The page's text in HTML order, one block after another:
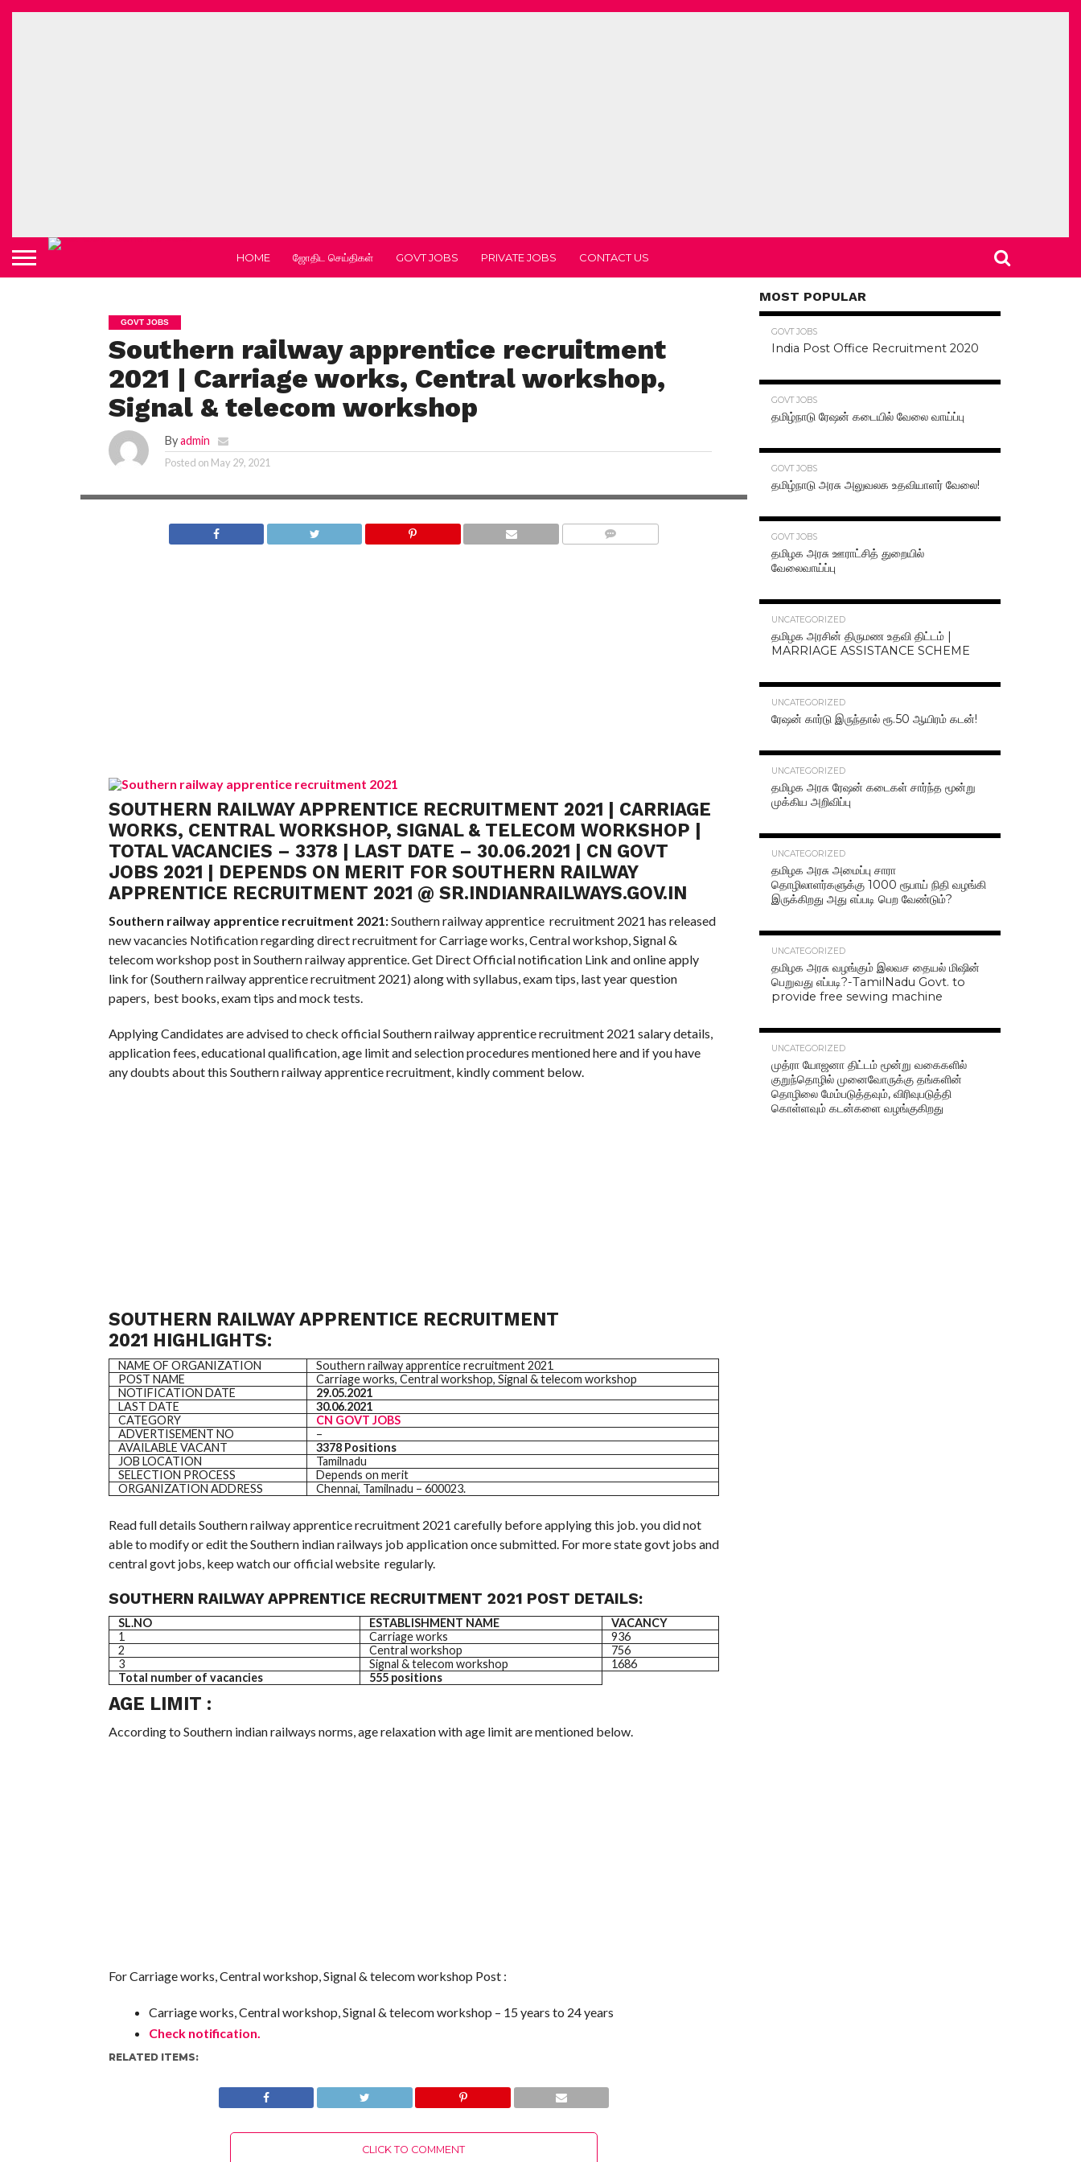
HOME ஜோதிட செய்திகள் GOVT JOBS PRIVATE JOBS CONTACT US
GOVT JOBS
Southern railway apprentice recruitment
2021 | Carriage works, Central workshop,
Signal & telecom workshop
Byadmin
Posted on May 29, 2021
SOUTHERN RAILWAY APPRENTICE RECRUITMENT 2021 | CARRIAGE
WORKS, CENTRAL WORKSHOP, SIGNAL & TELECOM WORKSHOP |
TOTAL VACANCIES – 3378 | LAST DATE – 30.06.2021 | CN GOVT
JOBS 2021 | DEPENDS ON MERIT FOR SOUTHERN RAILWAY
APPRENTICE RECRUITMENT 2021 @ SR.INDIANRAILWAYS.GOV.IN
Southern railway apprentice recruitment 2021:Southern railway apprentice recruitment 2021 has released
new vacancies Notification regarding direct recruitment for Carriage works, Central workshop, Signal &
telecom workshop post in Southern railway apprentice. Get Direct Official notification Link and online apply
link for (Southern railway apprentice recruitment 2021) along with syllabus, exam tips, last year question
papers, best books, exam tips and mock tests.
Applying Candidates are advised to check official Southern railway apprentice recruitment 2021 salary details,
application fees, educational qualification, age limit and selection procedures mentioned here and if you have
any doubts about this Southern railway apprentice recruitment, kindly comment below.
SOUTHERN RAILWAY APPRENTICE RECRUITMENT
2021 HIGHLIGHTS:
NAME OF ORGANIZATION
Southern railway apprentice recruitment 2021
POST NAME
Carriage works, Central workshop, Signal & telecom workshop
NOTIFICATION DATE
29.05.2021
LAST DATE
30.06.2021
CATEGORY
CN GOVT JOBS
ADVERTISEMENT NO
–
AVAILABLE VACANT
3378 Positions
JOB LOCATION
Tamilnadu
SELECTION PROCESS
Depends on merit
ORGANIZATION ADDRESS
Chennai, Tamilnadu – 600023.
Read full details Southern railway apprentice recruitment 2021 carefully before applying this job. you did not
able to modify or edit the Southern indian railways job application once submitted. For more state govt jobs and
central govt jobs, keep watch our official website regularly.
SOUTHERN RAILWAY APPRENTICE RECRUITMENT 2021 POST DETAILS:
SL.NO ESTABLISHMENT NAME
VACANCY
1
Carriage works
936
2
Central workshop
756
3
Signal & telecom workshop
1686
Total number of vacancies
555 positions
AGE LIMIT :
According to Southern indian railways norms, age relaxation with age limit are mentioned below.
For Carriage works, Central workshop, Signal & telecom workshop Post :
Carriage works, Central workshop, Signal & telecom workshop – 15 years to 24 years
Check notification.
RELATED ITEMS:
CLICK TO COMMENT
MOST POPULAR
GOVT JOBS
India Post Office Recruitment 2020
GOVT JOBS
தமிழ்நாடு ரேஷன் கடையில் வேலை வாய்ப்பு
GOVT JOBS
தமிழ்நாடு அரசு அலுவலக உதவியாளர் வேலை!
GOVT JOBS
தமிழக அரசு ஊராட்சித் துறையில்
வேலைவாய்ப்பு
UNCATEGORIZED
தமிழக அரசின் திருமண உதவி திட்டம் |
MARRIAGE ASSISTANCE SCHEME
UNCATEGORIZED
ரேஷன் கார்டு இருந்தால் ரூ.50 ஆயிரம் கடன்!
UNCATEGORIZED
தமிழக அரசு ரேஷன் கடைகள் சார்ந்த மூன்று
முக்கிய அறிவிப்பு
UNCATEGORIZED
தமிழக அரசு அமைப்பு சாரா
தொழிலாளர்களுக்கு 1000 ரூபாய் நிதி வழங்கி
இருக்கிறது அது எப்படி பெற வேண்டும்?
UNCATEGORIZED
தமிழக அரசு வழங்கும் இலவச தையல் மிஷின்
பெறுவது எப்படி?-TamilNadu Govt. to
provide free sewing machine
UNCATEGORIZED
முத்ரா யோஜனா திட்டம் மூன்று வகைகளில்
குறுந்தொழில் முனைவோருக்கு தங்களின்
தொழிலை மேம்படுத்தவும், விரிவுபடுத்தி
கொள்ளவும் கடன்களை வழங்குகிறது